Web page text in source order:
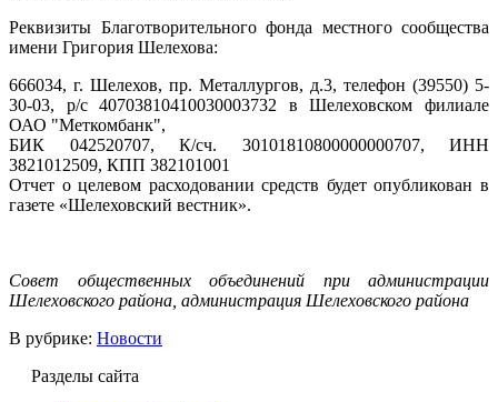
Реквизиты Благотворительного фонда местного сообщества
имени Григория Шелехова:
666034, г. Шелехов, пр. Металлургов, д.3, телефон (39550) 5-
30-03, р/с 40703810410030003732 в Шелеховском филиале
ОАО "Меткомбанк",
БИК 042520707, К/сч. 30101810800000000707, ИНН
3821012509, КПП 382101001
Отчет о целевом расходовании средств будет опубликован в
газете «Шелеховский вестник».
Совет общественных объединений при администрации
Шелеховского района, администрация Шелеховского района
В рубрике: Новости
Разделы сайта